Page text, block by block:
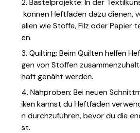
2. Bastelprojekte: In der
können Heftfäden dazu dienen,
alien wie Stoffe, Filz oder Papier
en.
3. Quilting: Beim Quilten helfen
gen von Stoffen
haft genäht werden.
4. Nähproben: Bei neuen
iken kannst du Heftfäden
n durchzuführen, bevor du die
st.